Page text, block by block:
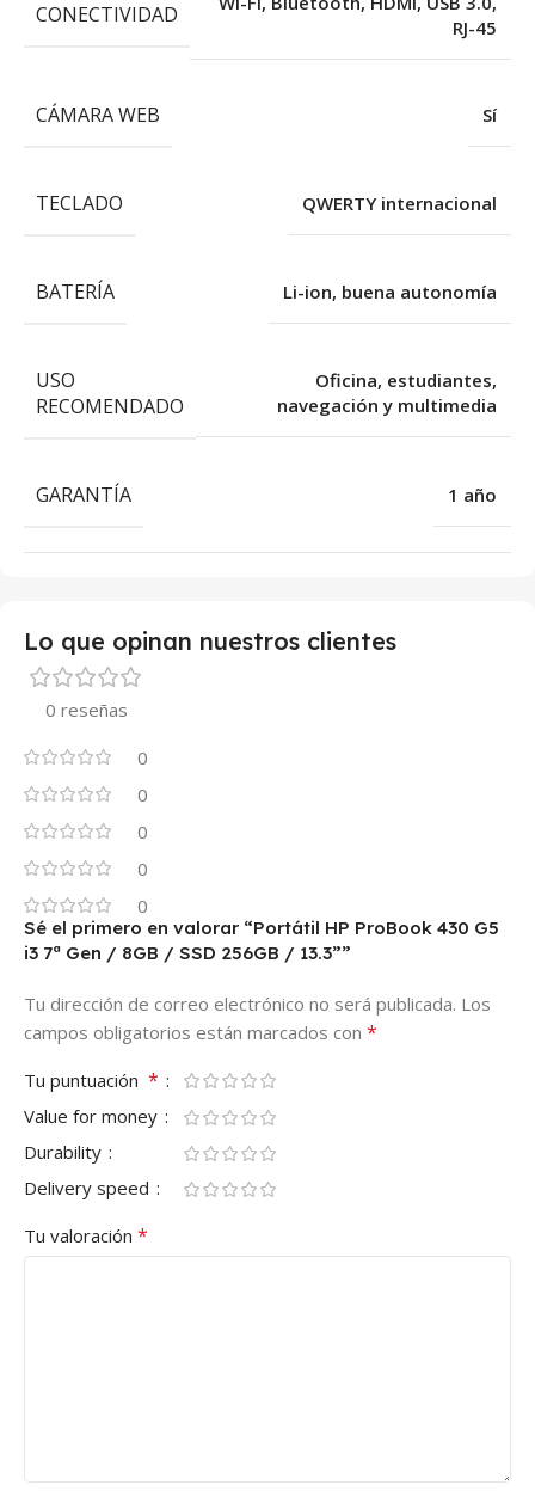
CONECTIVIDAD
RJ-45
CÁMARA WEB Sí
TECLADO QWERTY internacional
BATERÍA Li-ion, buena autonomía
USO
RECOMENDADO
Oficina, estudiantes,
navegación y multimedia
GARANTÍA 1 año
Lo que opinan nuestros clientes
0 reseñas
0
0
0
0
0
Sé el primero en valorar “Portátil HP ProBook 430 G5
i3 7ª Gen / 8GB / SSD 256GB / 13.3””
Tu dirección de correo electrónico no será publicada. Los
campos obligatorios están marcados con *
Tu puntuación *
Value for money
Durability
Delivery speed
Tu valoración *